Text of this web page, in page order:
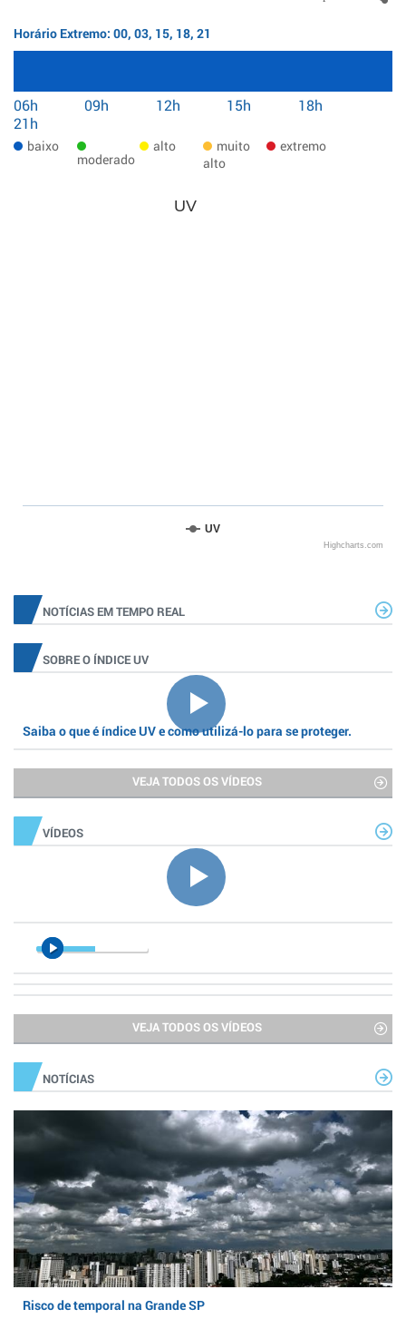
Horário Extremo: 00, 03, 15, 18, 21
06h 09h 12h 15h
18h
21h
baixo
moderado
alto
muito
alto
extremo
UV
UV
Highcharts.com
NOTÍCIAS EM TEMPO REAL
SOBRE O ÍNDICE UV
Saiba o que é índice UV e como utilizá-lo para se proteger.
VEJA TODOS OS VÍDEOS
VÍDEOS
VEJA TODOS OS VÍDEOS
NOTÍCIAS
Risco de temporal na Grande SP